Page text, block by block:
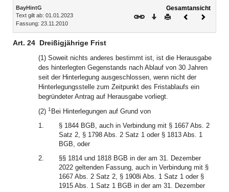
Inhalt
BayHintG
Text gilt ab: 01.01.2023
Fassung: 23.11.2010
Gesamtansicht
Download
DruckenVorheriges
Art. 24 Dreißigjährige Frist
(1) Soweit nichts anderes bestimmt ist, ist die Herausgabe
des hinterlegten Gegenstands nach Ablauf von 30 Jahren
seit der Hinterlegung ausgeschlossen, wenn nicht der
Hinterlegungsstelle zum Zeitpunkt des Fristablaufs ein
begründeter Antrag auf Herausgabe vorliegt.
(2) 1 Bei Hinterlegungen auf Grund von
1.
§ 1844 BGB, auch in Verbindung mit § 1667 Abs. 2
Satz 2, § 1798 Abs. 2 Satz 1 oder § 1813 Abs. 1
BGB, oder
2.
§§ 1814 und 1818 BGB in der am 31. Dezember
2022 geltenden Fassung, auch in Verbindung mit §
1667 Abs. 2 Satz 2, § 1908i Abs. 1 Satz 1 oder §
1915 Abs. 1 Satz 1 BGB in der am 31. Dezember